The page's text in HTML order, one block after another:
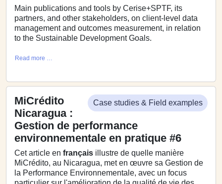
Main publications and tools by Cerise+SPTF, its
partners, and other stakeholders, on client-level data
management and outcomes measurement, in relation
to the Sustainable Development Goals.
Read more …
Case studies & Field examples
MiCrédito
Nicaragua :
Gestion de performance
environnementale en pratique #6
Cet article en français illustre de quelle manière
MiCrédito, au Nicaragua, met en œuvre sa Gestion de
la Performance Environnementale, avec un focus